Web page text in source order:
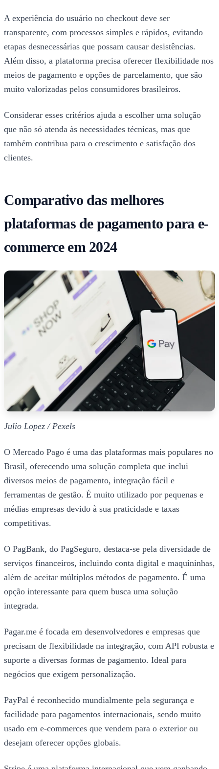
A experiência do usuário no checkout deve ser
transparente, com processos simples e rápidos, evitando
etapas desnecessárias que possam causar desistências.
Além disso, a plataforma precisa oferecer flexibilidade nos
meios de pagamento e opções de parcelamento, que são
muito valorizadas pelos consumidores brasileiros.
Considerar esses critérios ajuda a escolher uma solução
que não só atenda às necessidades técnicas, mas que
também contribua para o crescimento e satisfação dos
clientes.
Comparativo das melhores
plataformas de pagamento para e-
commerce em 2024
Julio Lopez / Pexels
O Mercado Pago é uma das plataformas mais populares no
Brasil, oferecendo uma solução completa que inclui
diversos meios de pagamento, integração fácil e
ferramentas de gestão. É muito utilizado por pequenas e
médias empresas devido à sua praticidade e taxas
competitivas.
O PagBank, do PagSeguro, destaca-se pela diversidade de
serviços financeiros, incluindo conta digital e maquininhas,
além de aceitar múltiplos métodos de pagamento. É uma
opção interessante para quem busca uma solução
integrada.
Pagar.me é focada em desenvolvedores e empresas que
precisam de flexibilidade na integração, com API robusta e
suporte a diversas formas de pagamento. Ideal para
negócios que exigem personalização.
PayPal é reconhecido mundialmente pela segurança e
facilidade para pagamentos internacionais, sendo muito
usado em e-commerces que vendem para o exterior ou
desejam oferecer opções globais.